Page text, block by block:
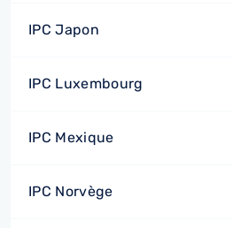
IPC Japon
IPC Luxembourg
IPC Mexique
IPC Norvège